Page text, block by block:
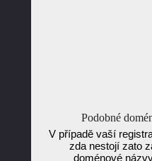
Podobné
V případě vaší
zda nestojí zato
doménové